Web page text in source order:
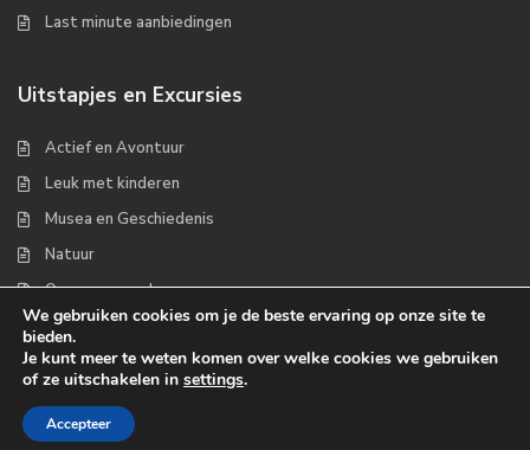
Last minute aanbiedingen
Uitstapjes en Excursies
Actief en Avontuur
Leuk met kinderen
Musea en Geschiedenis
Natuur
Op zee en wad
Copyrights 2022 - Waddenplaats.nl
Over ons
Handige links
We gebruiken cookies om je de beste ervaring op onze site te
bieden.
Je kunt meer te weten komen over welke cookies we gebruiken
of ze uitschakelen in settings.
Accepteer